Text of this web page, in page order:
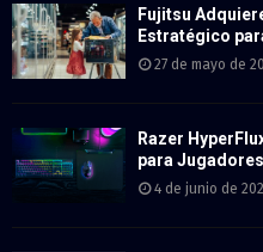
Fujitsu
Estratégico
27 de mayo de
Razer
para
4 de junio de